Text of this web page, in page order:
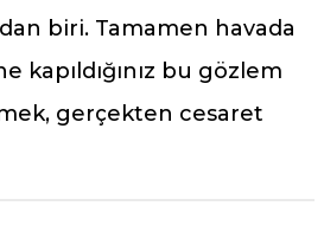
biri. Tamamen havada
kapıldığınız bu gözlem
gerçekten cesaret